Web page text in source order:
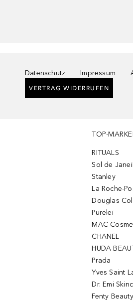
Datenschutz Impressum
VERTRAG WIDERRUFEN
TOP-
RITUALS
Sol de
Stanley
La Roche-
Douglas
Purelei
MAC
CHANEL
HUDA
Prada
Yves Saint
Dr. Emi
Fenty Beauty